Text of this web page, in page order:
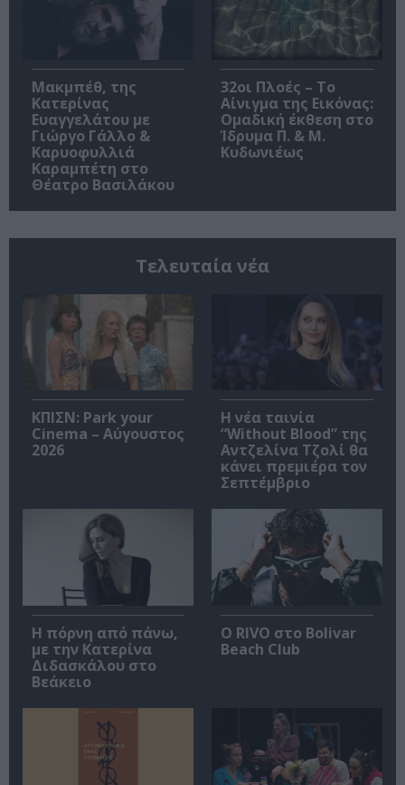
Μακμπέθ, της
Κατερίνας
Ευαγγελάτου με
Γιώργο Γάλλο &
Καρυοφυλλιά
Καραμπέτη στο
Θέατρο Βασιλάκου
32οι Πλοές – Το
Αίνιγμα της Εικόνας:
Ομαδική έκθεση στο
Ίδρυμα Π. & Μ.
Κυδωνιέως
Τελευταία νέα
ΚΠΙΣΝ: Park your
Cinema – Αύγουστος
2026
Η νέα ταινία
“Without Blood” της
Αντζελίνα Τζολί θα
κάνει πρεμιέρα τον
Σεπτέμβριο
Η πόρνη από πάνω,
με την Κατερίνα
Διδασκάλου στο
Βεάκειο
Ο RIVO στο Bolivar
Beach Club